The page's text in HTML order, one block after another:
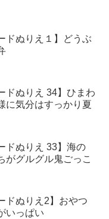
ドぬりえ１】どうぶ
ドぬりえ 34】ひまわ
に気分はすっかり夏
ドぬりえ 33】海の
がグルグル鬼ごっこ
ドぬりえ2】おやつ
いっぱい